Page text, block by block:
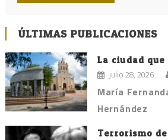
ÚLTIMAS PUBLICACIONES
La ciudad
julio 28, 2026
María
Hernández
Terrorismo